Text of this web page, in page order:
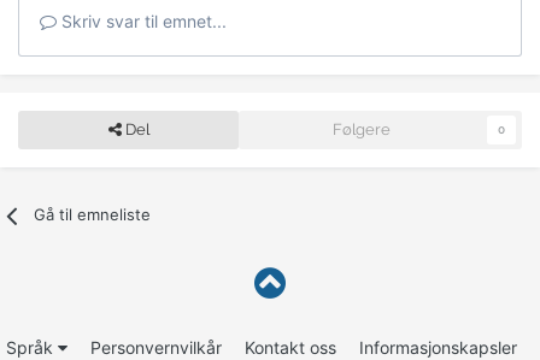
Skriv svar til emnet...
Del Følgere 0
Gå til emneliste
Språk Personvernvilkår Kontakt oss Informasjonskapsler